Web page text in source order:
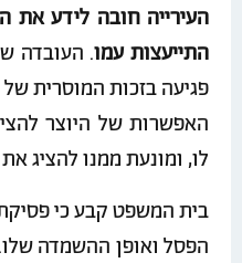
העירייה חובה לידע את
התייעצות עמו. העובדה
פגיעה בזכות המוסרית
האפשרות של היוצר
לו, ומונעת ממנו להציג
בית המשפט קבע כי
הפסל ואופן ההשמדה